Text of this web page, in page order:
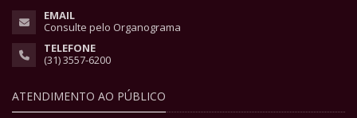
EMAIL
Consulte pelo Organograma
TELEFONE
(31) 3557-6200
ATENDIMENTO AO PÚBLICO